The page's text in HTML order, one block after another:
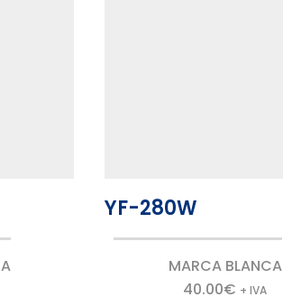
YF-280W
MARCA BLANCA
40.00€ + IVA